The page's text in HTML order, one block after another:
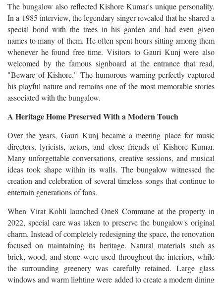
The bungalow also reflected Kishore Kumar's unique personality.
In a 1985 interview, the legendary singer revealed that he shared a
special bond with the trees in his garden and had even given
names to many of them. He often spent hours sitting among them
whenever he found free time. Visitors to Gauri Kunj were also
welcomed by the famous signboard at the entrance that read,
"Beware of Kishore." The humorous warning perfectly captured
his playful nature and remains one of the most memorable stories
associated with the bungalow.
A Heritage Home Preserved With a Modern Touch
Over the years, Gauri Kunj became a meeting place for music
directors, lyricists, actors, and close friends of Kishore Kumar.
Many unforgettable conversations, creative sessions, and musical
ideas took shape within its walls. The bungalow witnessed the
creation and celebration of several timeless songs that continue to
entertain generations of fans.
When Virat Kohli launched One8 Commune at the property in
2022, special care was taken to preserve the bungalow's original
charm. Instead of completely redesigning the space, the renovation
focused on maintaining its heritage. Natural materials such as
brick, wood, and stone were used throughout the interiors, while
the surrounding greenery was carefully retained. Large glass
windows and warm lighting were added to create a modern dining